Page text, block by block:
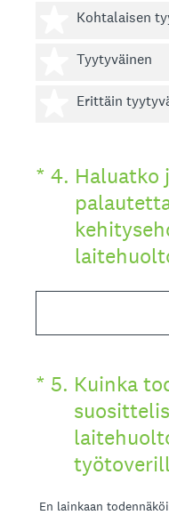
Kohtalaisen
3
Tyytyväinen
4 tähteä
Erittäin
5
* 4. Haluatko
(Pakollinen
* 5. Asteikolla
Kuinka
(Pakollinen
En lainkaan